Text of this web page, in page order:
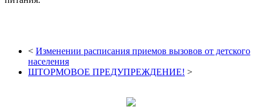
< Изменении расписания приемов вызовов от детского
населения
ШТОРМОВОЕ ПРЕДУПРЕЖДЕНИЕ! >